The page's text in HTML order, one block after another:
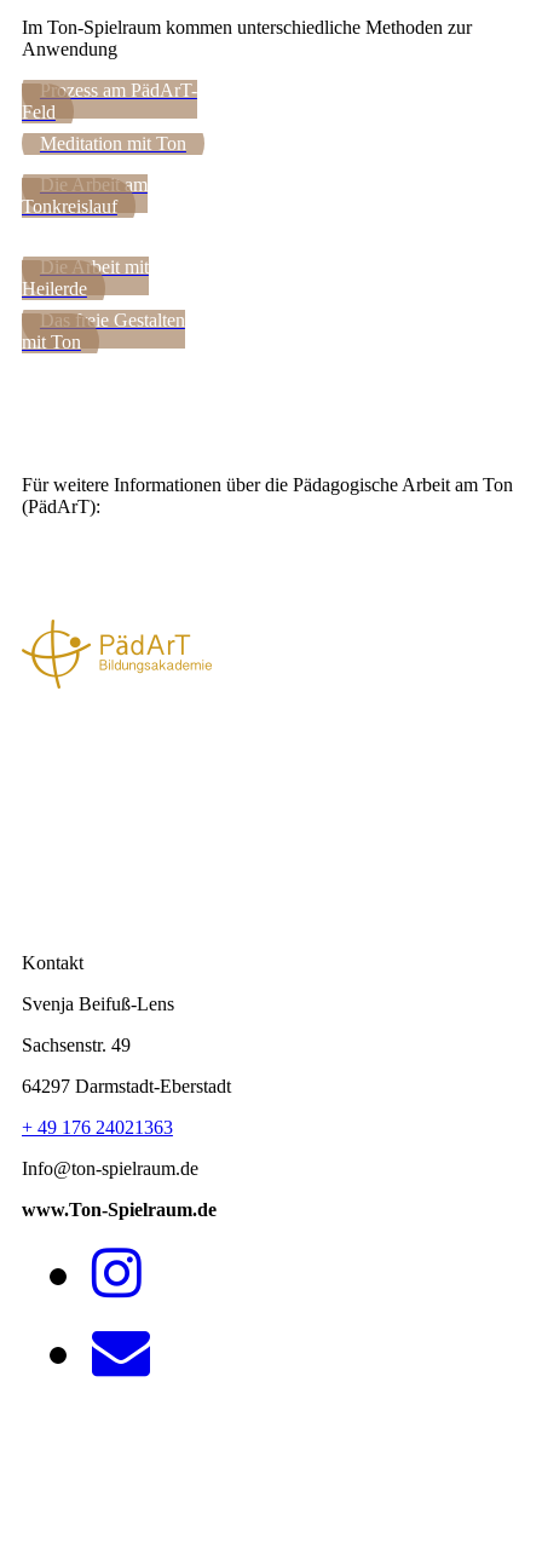
Im Ton-Spielraum kommen unterschiedliche Methoden zur
Anwendung
Prozess am PädArT-
Feld
Meditation mit Ton
Die Arbeit am
Tonkreislauf
Die Arbeit mit
Heilerde
Das freie Gestalten
mit Ton
Für weitere Informationen über die Pädagogische Arbeit am Ton
(PädArT):
Kontakt
Svenja Beifuß-Lens
Sachsenstr. 49
64297 Darmstadt-Eberstadt
+ 49 176 24021363
Info@ton-spielraum.de
www.Ton-Spielraum.de